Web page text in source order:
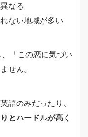
なる
ない地域が多い
「この恋に気づい
せん。
語のみだったり、
とハードルが高く